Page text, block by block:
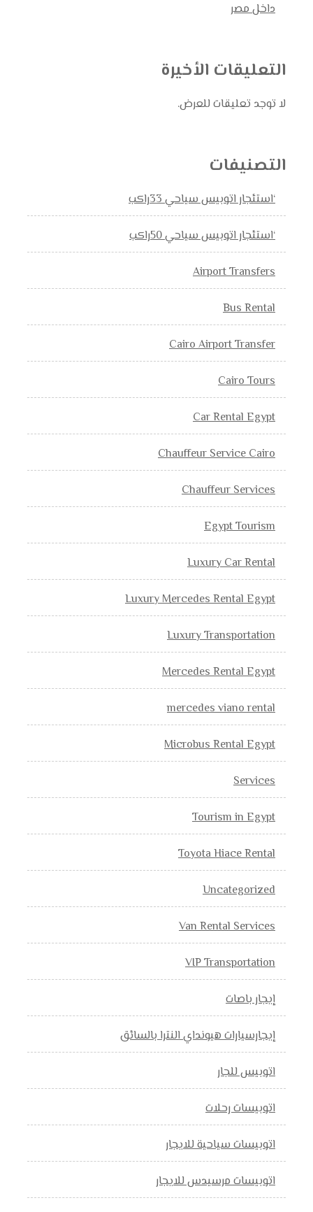
داخل مصر
التعليقات الأخيرة
لا توجد تعليقات للعرض.
التصنيفات
‘استئجار اتوبيس سياحي 33راكب
‘استئجار اتوبيس سياحي 50راكب
Airport Transfers
Bus Rental
Cairo Airport Transfer
Cairo Tours
Car Rental Egypt
Chauffeur Service Cairo
Chauffeur Services
Egypt Tourism
Luxury Car Rental
Luxury Mercedes Rental Egypt
Luxury Transportation
Mercedes Rental Egypt
mercedes viano rental
Microbus Rental Egypt
Services
Tourism in Egypt
Toyota Hiace Rental
Uncategorized
Van Rental Services
VIP Transportation
إيجار باصات
إيجارسيارات هيونداي النترا بالسائق
اتوبيس للجار
اتوبيسات رحلات
اتوبيسات سياحية للايجار
اتوبيسات مرسيدس للايجار